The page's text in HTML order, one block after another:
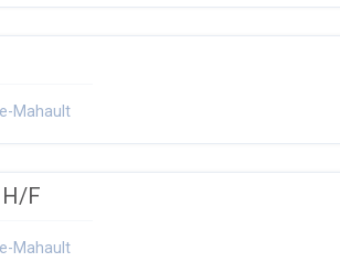
Mahault
F
Mahault